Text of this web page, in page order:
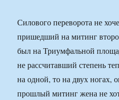
Силового переворота не
пришедший на митинг
был на Триумфальной
не рассчитавший степень
на одной, то на двух ногах,
прошлый митинг жена не